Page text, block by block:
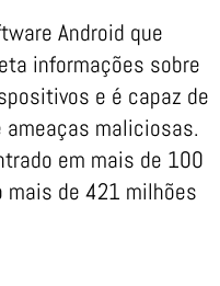
Android que
informações sobre
e é capaz de
maliciosas.
em mais de 100
mais de 421 milhões